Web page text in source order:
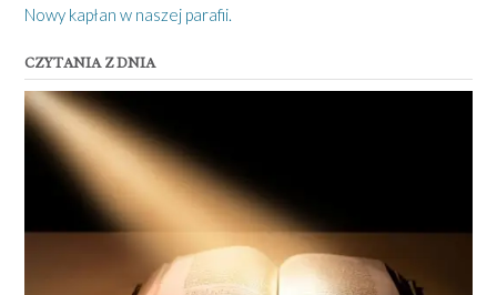
Nowy kapłan w naszej parafii.
CZYTANIA Z DNIA